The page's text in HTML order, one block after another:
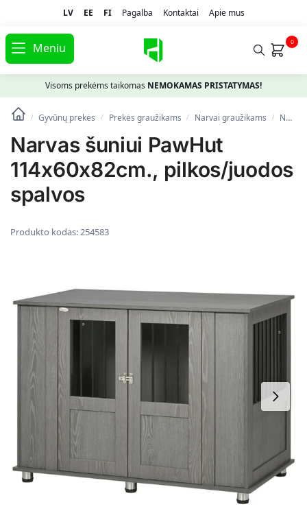
LV EE FI Pagalba Kontaktai Apie mus
Meniu 0
Visoms prekėms taikomas NEMOKAMAS PRISTATYMAS!
/ Gyvūnų prekės / Prekės graužikams / Narvai graužikams / Narvas šuniui PawHut 114x60x82cm., pilkos/juodos spalvos
Narvas šuniui PawHut
114x60x82cm., pilkos/juodos
spalvos
Produkto kodas:254583